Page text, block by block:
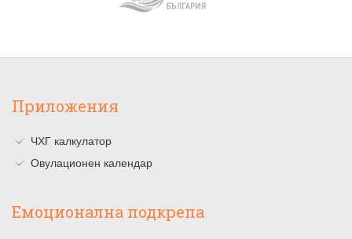
Приложения
ЧХГ калкулатор
Овулационен календар
Емоционална подкрепа